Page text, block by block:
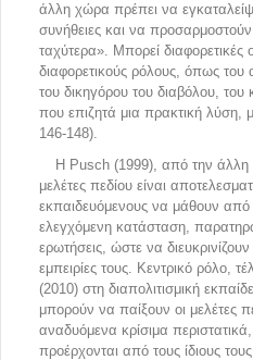
άλλη χώρα πρέπει να
συνήθειες και να
ταχύτερα». Μπορεί
διαφορετικούς ρόλους, όπως του
του δικηγόρου του διαβόλου, του
που επιζητά μια πρακτική
146-148).
Η Pusch (1999), από την άλλη
μελέτες πεδίου είναι
εκπαιδευόμενους να μάθουν από
ελεγχόμενη κατάσταση,
ερωτήσεις, ώστε να
εμπειρίες τους. Κεντρικό ρόλο,
(2010) στη διαπολιτισμική
μπορούν να παίξουν οι μελέτες
αναδυόμενα κρίσιμα
προέρχονται από τους ίδιους